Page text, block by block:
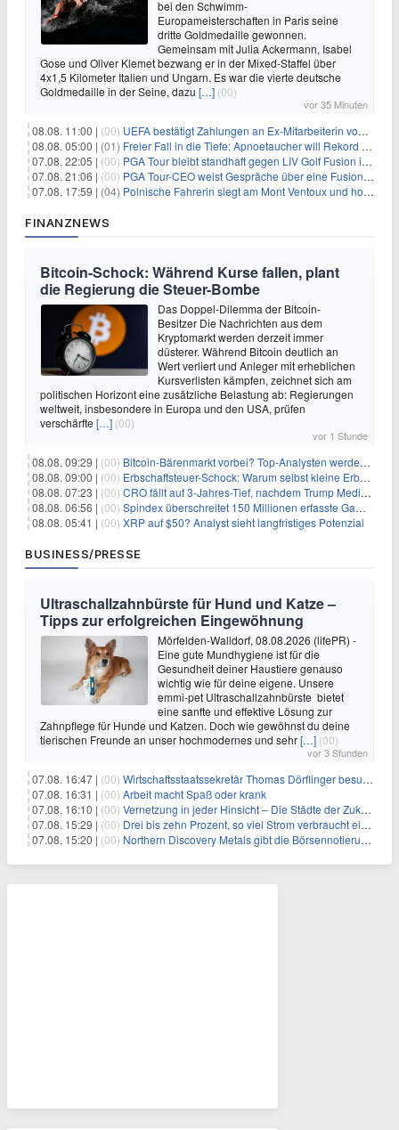
bei den Schwimm-
Europameisterschaften in Paris seine
dritte Goldmedaille gewonnen.
Gemeinsam mit Julia Ackermann, Isabel
Gose und Oliver Klemet bezwang er in der Mixed-Staffel über
4x1,5 Kilometer Italien und Ungarn. Es war die vierte deutsche
Goldmedaille in der Seine, dazu […] (00)
vor 35 Minuten
08.08. 11:00 | (00) UEFA bestätigt Zahlungen an Ex-Mitarbeiterin von Infantino
08.08. 05:00 | (01) Freier Fall in die Tiefe: Apnoetaucher will Rekord brechen
07.08. 22:05 | (00) PGA Tour bleibt standhaft gegen LIV Golf Fusion in einem sich wandelnden Sportumfeld
07.08. 21:06 | (00) PGA Tour-CEO weist Gespräche über eine Fusion mit LIV Golf zurück und bekräftigt die Wettbewerbslandschaft
07.08. 17:59 | (04) Polnische Fahrerin siegt am Mont Ventoux und holt Tour-Gelb
FINANZNEWS
Bitcoin-Schock: Während Kurse fallen, plant
die Regierung die Steuer-Bombe
Das Doppel-Dilemma der Bitcoin-
Besitzer Die Nachrichten aus dem
Kryptomarkt werden derzeit immer
düsterer. Während Bitcoin deutlich an
Wert verliert und Anleger mit erheblichen
Kursverlisten kämpfen, zeichnet sich am
politischen Horizont eine zusätzliche Belastung ab: Regierungen
weltweit, insbesondere in Europa und den USA, prüfen
verschärfte […] (00)
vor 1 Stunde
08.08. 09:29 | (00) Bitcoin-Bärenmarkt vorbei? Top-Analysten werden optimistisch, aber die Geschichte sagt etwas anderes
08.08. 09:00 | (00) Erbschaftsteuer-Schock: Warum selbst kleine Erbschaften den Fiskus Millionen kosten
08.08. 07:23 | (00) CRO fällt auf 3-Jahres-Tief, nachdem Trump Media zwei große Crypto.com-Deals storniert
08.08. 06:56 | (00) Spindex überschreitet 150 Millionen erfasste Gaming-Ereignisse in Echtzeit-Datenpipeline
08.08. 05:41 | (00) XRP auf $50? Analyst sieht langfristiges Potenzial
BUSINESS/PRESSE
Ultraschallzahnbürste für Hund und Katze –
Tipps zur erfolgreichen Eingewöhnung
Mörfelden-Walldorf, 08.08.2026 (lifePR) -
Eine gute Mundhygiene ist für die
Gesundheit deiner Haustiere genauso
wichtig wie für deine eigene. Unsere
emmi-pet Ultraschallzahnbürste bietet
eine sanfte und effektive Lösung zur
Zahnpflege für Hunde und Katzen. Doch wie gewöhnst du deine
tierischen Freunde an unser hochmodernes und sehr[…] (00)
vor 3 Stunden
07.08. 16:47 | (00) Wirtschaftsstaatssekretär Thomas Dörflinger besucht Handwerksbetrieb im Kammerbezirk Freiburg
07.08. 16:31 | (00) Arbeit macht Spaß oder krank
07.08. 16:10 | (00) Vernetzung in jeder Hinsicht – Die Städte der Zukunft sind grün-blau
07.08. 15:29 | (00) Drei bis zehn Prozent, so viel Strom verbraucht ein Aufzug im Gebäude
07.08. 15:20 | (00) Northern Discovery Metals gibt die Börsennotierung an der Frankfurter Wertpapierbörse bekannt